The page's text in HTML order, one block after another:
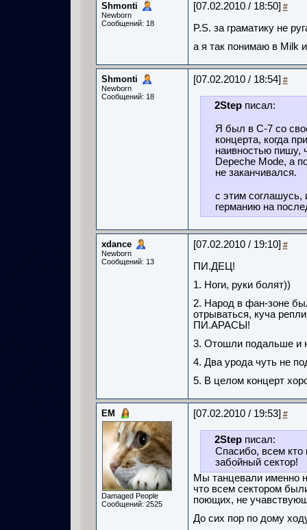
Shmonti
Newborn
Сообщений: 18
[07.02.2010 / 18:50] #
P.S. за граматику не
а я так понимаю в Milk
Shmonti
Newborn
Сообщений: 18
[07.02.2010 / 18:54] #
2Stepписал:
Я был в С-7 со
концерта, когда
наивностью пишу,
Depeche Mode, а
не заканчивался.
с этим соглашусь,
германию на
xdance
Newborn
Сообщений: 13
[07.02.2010 / 19:10] #
ПИ.ДЕЦ!
1. Ноги, руки болят))
2. Народ в фан-зоне
отрываться, куча
ПИ.АРАСЫ!
3. Отошли подальше и
4. Два урода чуть не
5. В целом концерт
ЕМ
Damaged People
Сообщений: 2525
[07.02.2010 / 19:53] #
2Stepписал:
Спасибо, всем кто
забойный сектор!
Мы танцевали именно
что всем сектором
поющих, не
До сих пор по дому